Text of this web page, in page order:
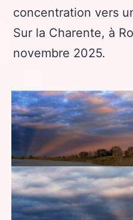
concentration vers
Sur la Charente, à
novembre 2025.